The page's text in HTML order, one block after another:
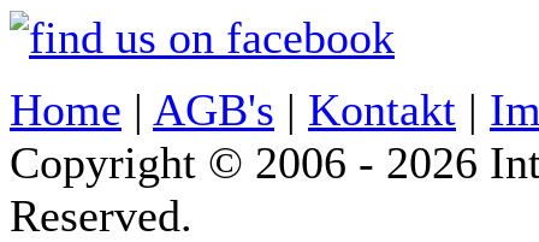
Home | AGB's | Kontakt |
Copyright © 2006 - 2026
Reserved.